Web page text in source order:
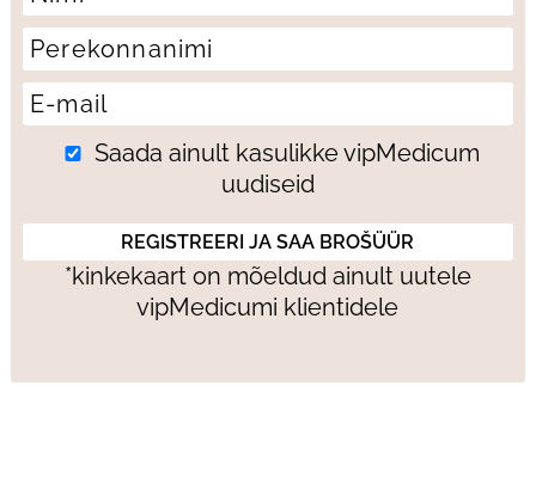
Saada ainult kasulikke vipMedicum
uudiseid
*kinkekaart on mõeldud ainult uutele
vipMedicumi klientidele